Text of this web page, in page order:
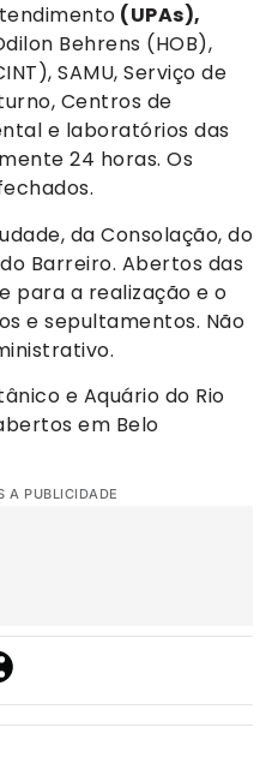
(UPAs),
Behrens (HOB),
SAMU, Serviço de
Centros de
e laboratórios das
24 horas. Os
da Consolação, do
Barreiro. Abertos das
para a realização e o
e sepultamentos. Não
e Aquário do Rio
em Belo
A PUBLICIDADE